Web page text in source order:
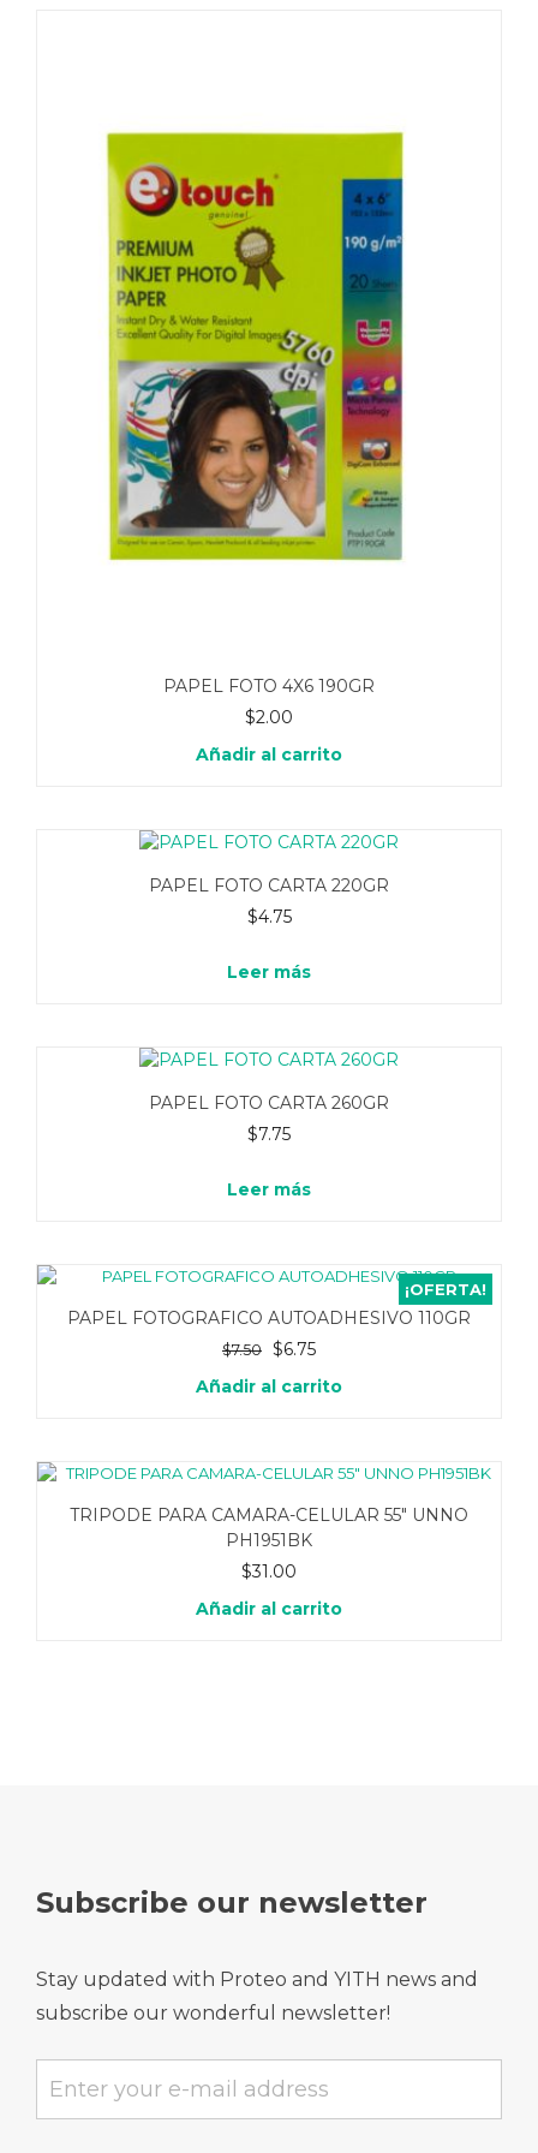
PAPEL FOTO 4X6 190GR
$2.00
Añadir al carrito
PAPEL FOTO CARTA 220GR
$4.75
Leer más
PAPEL FOTO CARTA 260GR
$7.75
Leer más
¡OFERTA!
PAPEL FOTOGRAFICO AUTOADHESIVO 110GR
$7.50 El
precio
original
$6.75El
precio
actual
Añadir al carrito
TRIPODE PARA CAMARA-CELULAR 55″ UNNO
PH1951BK
$31.00
Añadir al carrito
Subscribe our newsletter
Stay updated with Proteo and YITH news and
subscribe our wonderful newsletter!